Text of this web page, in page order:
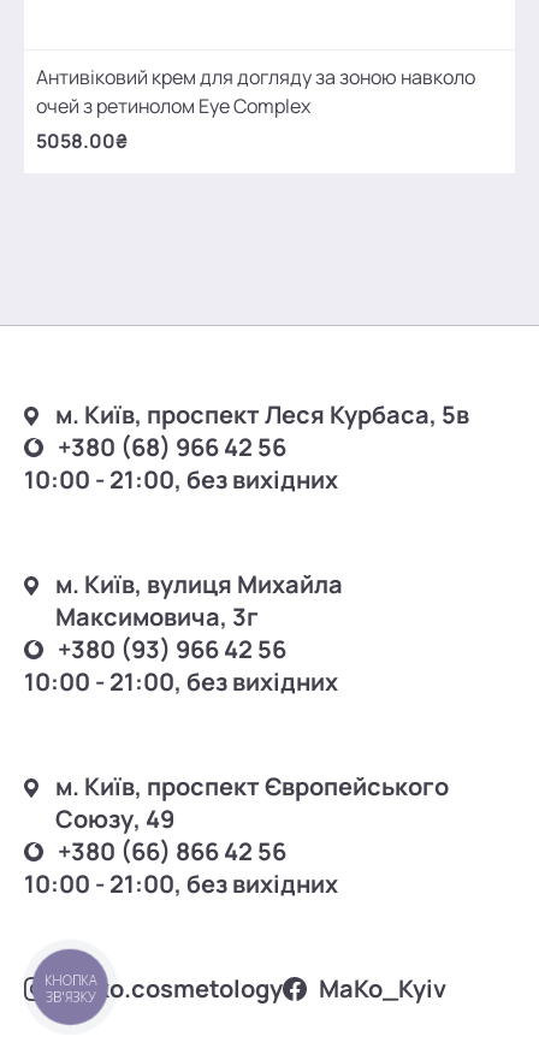
Антивіковий крем для догляду за зоною навколо
очей з ретинолом Eye Complex
5058.00₴
м. Київ, проспект Леся Курбаса, 5в
+380 (68) 966 42 56
10:00 - 21:00, без вихідних
м. Київ, вулиця Михайла
Максимовича, 3г
+380 (93) 966 42 56
10:00 - 21:00, без вихідних
м. Київ, проспект Європейського
Союзу, 49
+380 (66) 866 42 56
10:00 - 21:00, без вихідних
mako.cosmetology MаKo_Kyiv
КНОПКА
ЗВ'ЯЗКУ